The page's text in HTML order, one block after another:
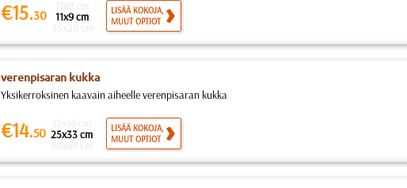
€15.30 11x9 cm
LISÄÄ KOKOJA,
MUUT OPTIOT
verenpisaran kukka
Yksikerroksinen kaavain aiheelle verenpisaran kukka
€14.50 25x33 cm
LISÄÄ KOKOJA,
MUUT OPTIOT